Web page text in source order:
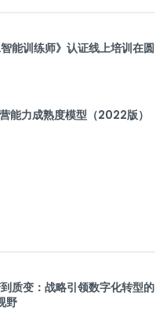
能训练师》认证线上培训在圆
能力成熟度模型（2022版）